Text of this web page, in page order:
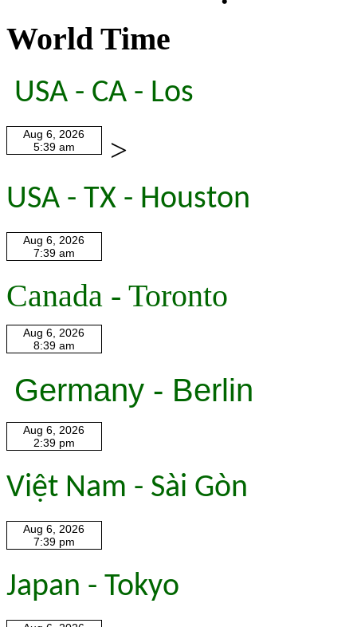
World Time
USA - CA - Los
>
USA - TX - Houston
Canada - Toronto
Germany - Berlin
Việt Nam - Sài Gòn
Japan - Tokyo